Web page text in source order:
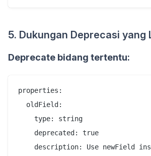
5. Dukungan Deprecasi yang
Deprecate bidang tertentu:
properties:
  oldField:
    type: string
    deprecated: true
description: Use newField